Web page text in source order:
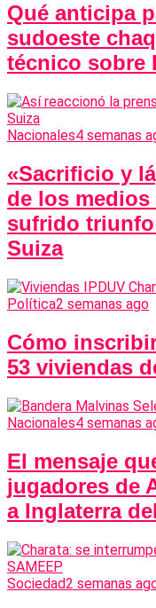
Qué anticipa
sudoeste
técnico sobre
Nacionales4 semanas
«Sacrificio y
de los
sufrido
Suiza
Política2 semanas ago
Cómo
53 viviendas
Nacionales4 semanas
El mensaje
jugadores de
a Inglaterra
Sociedad2 semanas